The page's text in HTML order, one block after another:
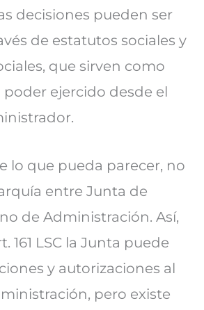
decisiones pueden ser
de estatutos sociales y
que sirven como
ejercido desde el
lo que pueda parecer, no
entre Junta de
de Administración. Así,
161 LSC la Junta puede
y autorizaciones al
pero existe